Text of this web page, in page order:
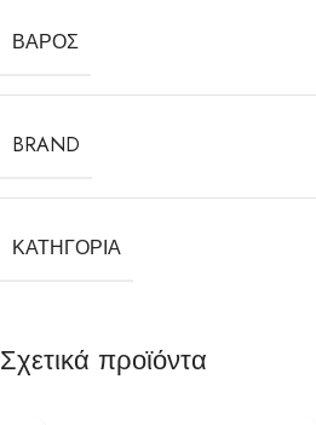
ΒΆΡΟΣ
BRAND
ΚΑΤΗΓΟΡΊΑ
Σχετικά προϊόντα